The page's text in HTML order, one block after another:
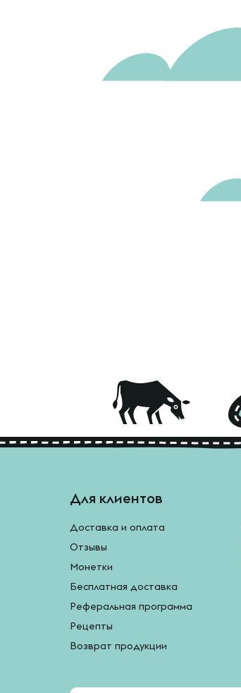
Для клиентов
Доставка и оплата
Отзывы
Монетки
Бесплатная доставка
Реферальная программа
Рецепты
Возврат продукции